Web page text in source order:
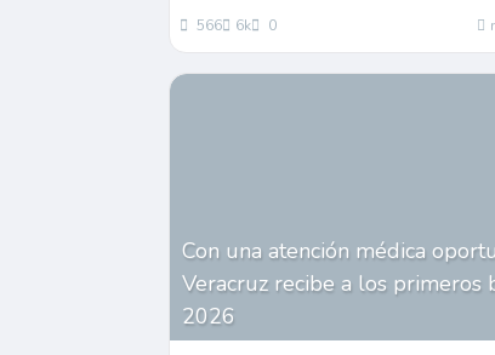
566 6k 0
Con una atención médica
Veracruz recibe a los primeros
2026